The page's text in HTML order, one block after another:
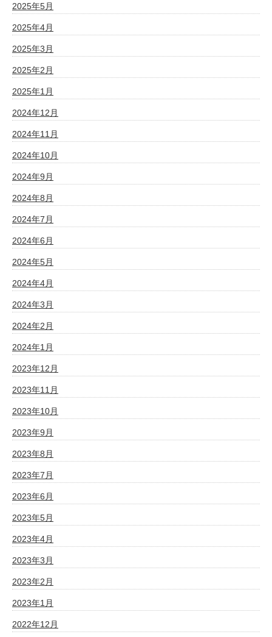
2025年5月
2025年4月
2025年3月
2025年2月
2025年1月
2024年12月
2024年11月
2024年10月
2024年9月
2024年8月
2024年7月
2024年6月
2024年5月
2024年4月
2024年3月
2024年2月
2024年1月
2023年12月
2023年11月
2023年10月
2023年9月
2023年8月
2023年7月
2023年6月
2023年5月
2023年4月
2023年3月
2023年2月
2023年1月
2022年12月